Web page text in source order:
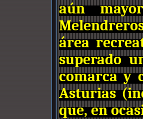
aún
área
superado
comarca y
Asturias
que, en